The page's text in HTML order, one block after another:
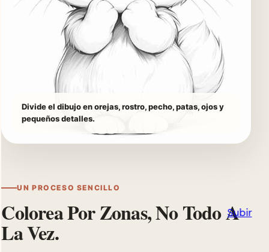
Divide el dibujo en orejas, rostro, pecho, patas, ojos y
pequeños detalles.
UN PROCESO SENCILLO
Colorea Por Zonas, No Todo A
La Vez.
Subir